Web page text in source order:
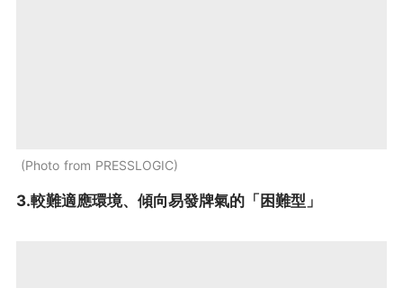
Photo from PRESSLOGIC
3.較難適應環境、傾向易發牌氣的「困難型」